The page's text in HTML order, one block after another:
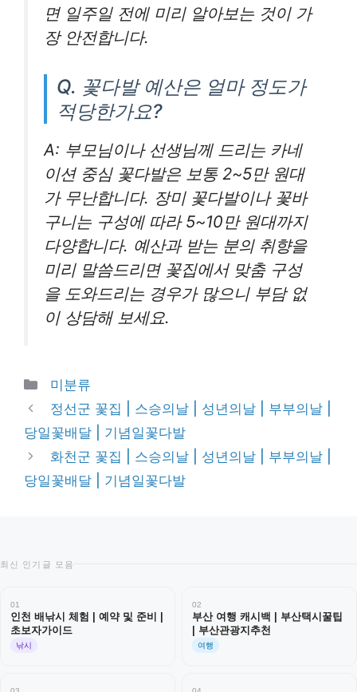
면 일주일 전에 미리 알아보는 것이 가
장 안전합니다.
Q. 꽃다발 예산은 얼마 정도가
적당한가요?
A: 부모님이나 선생님께 드리는 카네
이션 중심 꽃다발은 보통 2~5만 원대
가 무난합니다. 장미 꽃다발이나 꽃바
구니는 구성에 따라 5~10만 원대까지
다양합니다. 예산과 받는 분의 취향을
미리 말씀드리면 꽃집에서 맞춤 구성
을 도와드리는 경우가 많으니 부담 없
이 상담해 보세요.
Categories
미분류
정선군 꽃집 | 스승의날 | 성년의날 | 부부의날 |
당일꽃배달 | 기념일꽃다발
화천군 꽃집 | 스승의날 | 성년의날 | 부부의날 |
당일꽃배달 | 기념일꽃다발
최신 인기글 모음
01
인천 배낚시 체험 | 예약 및 준비 |
초보자가이드
낚시
02
부산 여행 캐시백 | 부산택시꿀팁
| 부산관광지추천
여행